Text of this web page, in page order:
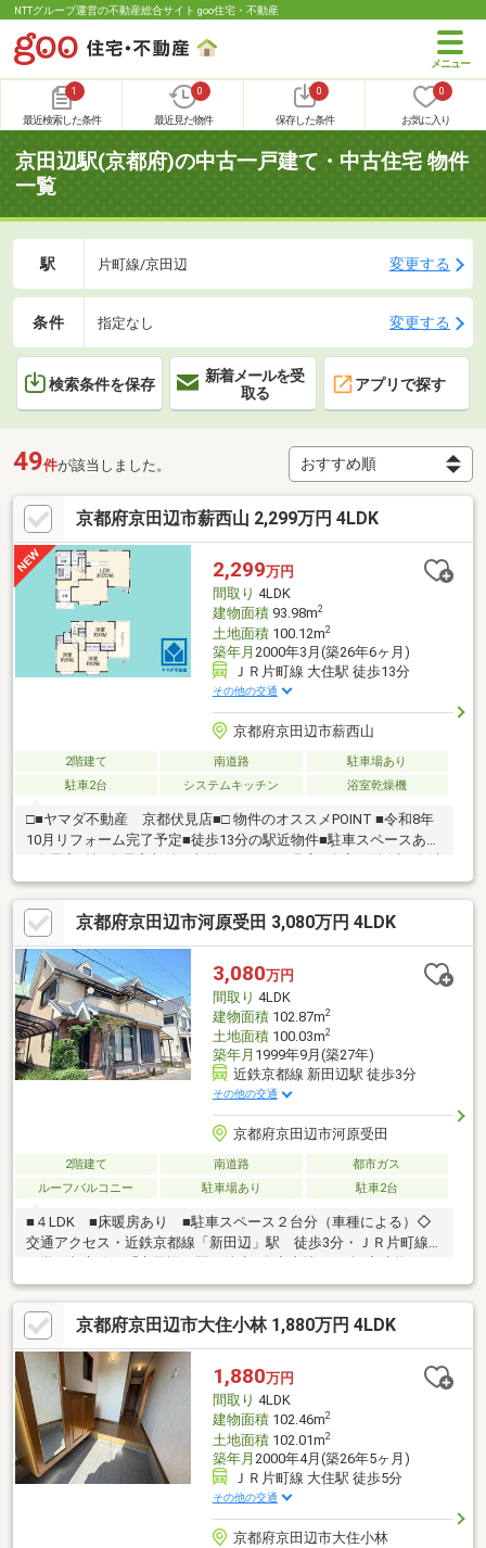
NTTグループ運営の不動産総合サイト goo住宅・不動産
1
最近検索した条件
0
最近見た物件
0
保存した条件
0
お気に入り
京田辺駅(京都府)の中古一戸建て・中古住宅 物件
一覧
駅 片町線/京田辺 変更する
条件 指定なし 変更する
検索条件を保存
新着メールを受
取る
アプリで探す
49件が該当しました。
京都府京田辺市薪西山 2,299万円 4LDK
2,299万円
間取り 4LDK
建物面積93.98m2
土地面積100.12m2
築年月 2000年3月(築26年6ヶ月)
ＪＲ片町線 大住駅 徒歩13分
その他の交通
京都府京田辺市薪西山
2階建て 南道路
駐車場あり
駐車2台
システムキッチン 浴室乾燥機
□■ヤマダ不動産 京都伏見店■□ 物件のオススメPOINT ■令和8年
10月リフォーム完了予定■徒歩13分の駅近物件■駐車スペースあり
器・浴室暖房・浴室乾燥機付き■開放感のある南東角地で陽当た
り・通風良好 周辺環境 ■JR「大住駅」徒歩13分■桃園小学校 徒
歩16分■大住中学校 徒歩23分■コープ京田辺 徒歩21分〇ご成約
でヤマダポイントプレゼント＆ヤマダデンキで家具家電購入時の
割引特典！☆☆ご内覧・ご相談のご予約受付中☆☆お気軽にお問
合せ下さい♪→0120-428-503
京都府京田辺市河原受田 3,080万円 4LDK
3,080万円
間取り 4LDK
建物面積102.87m2
土地面積100.03m2
築年月 1999年9月(築27年)
近鉄京都線 新田辺駅 徒歩3分
その他の交通
京都府京田辺市河原受田
2階建て 南道路
都市ガス
ルーフバルコニー
駐車場あり 駐車2台
■４LDK ■床暖房あり ■駐車スペース２台分（車種による）◇
交通アクセス・近鉄京都線「新田辺」駅 徒歩3分・ＪＲ片町線
坪◇前面道路幅員約6.0ｍ（公道）◇令和4年頃改装歴ありで室内
丁寧にお使いです。●１階及び２階のトイレ本体と ウォシュ
レット便座交換（自動開閉・自動流し付き）●クロス張替え（２
階南西側洋室除く・天井除く）●１階LDK南側窓、和室南側、東側
窓を 強化ガラス（スペーシア）に交換●コンロ交換●ベランダ防
水●畳を和紙畳張替え●襖張替
京都府京田辺市大住小林 1,880万円 4LDK
1,880万円
間取り 4LDK
建物面積102.46m2
土地面積102.01m2
築年月 2000年4月(築26年5ヶ月)
ＪＲ片町線 大住駅 徒歩5分
その他の交通
京都府京田辺市大住小林